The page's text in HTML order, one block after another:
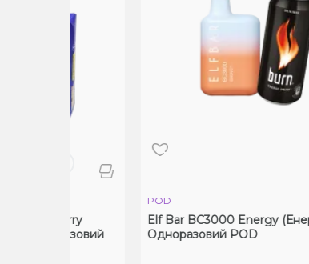
Elf Bar BC3000 Energy (Енергетик)
Одноразовий POD